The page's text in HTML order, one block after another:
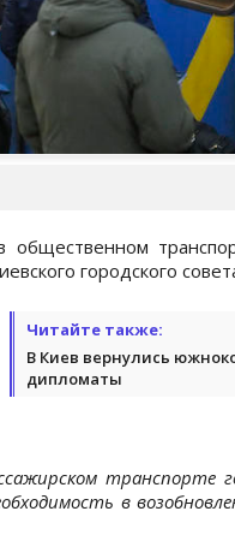
городского
Читайте также:
В Киев вернулись
дипломаты
транспорте
в